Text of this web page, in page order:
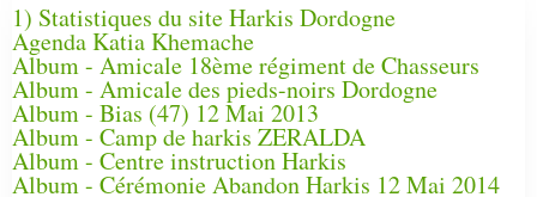
1) Statistiques du site Harkis Dordogne
Agenda Katia Khemache
Album - Amicale 18ème régiment de Chasseurs
Album - Amicale des pieds-noirs Dordogne
Album - Bias (47) 12 Mai 2013
Album - Camp de harkis ZERALDA
Album - Centre instruction Harkis
Album - Cérémonie Abandon Harkis 12 Mai 2014